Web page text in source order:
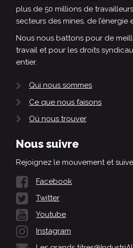
plus de 50 millions de
secteurs des mines, de
Nous nous battons pour de
travail et pour les droits
entier.
Qui nous sommes
Ce que nous faisons
Où nous trouver
Nous suivre
Rejoignez le mouvement et
Facebook
Twitter
Youtube
Instagram